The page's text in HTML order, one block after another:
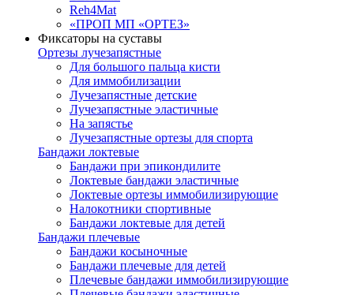
Reh4Mat
«ПРОП МП «ОРТЕЗ»
Фиксаторы на суставы
Ортезы лучезапястные
Для большого пальца кисти
Для иммобилизации
Лучезапястные детские
Лучезапястные эластичные
На запястье
Лучезапястные ортезы для спорта
Бандажи локтевые
Бандажи при эпикондилите
Локтевые бандажи эластичные
Локтевые ортезы иммобилизирующие
Налокотники спортивные
Бандажи локтевые для детей
Бандажи плечевые
Бандажи косыночные
Бандажи плечевые для детей
Плечевые бандажи иммобилизирующие